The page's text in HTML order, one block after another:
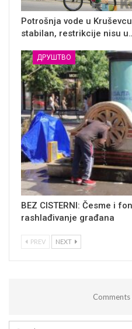
Potrošnja vode u
stabilan, restrikcije nisu
ДРУШТВО
BEZ CISTERNI: Česme i
rashlađivanje građana
PREV NEXT
Comments